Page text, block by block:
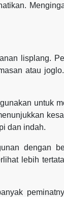
lisplang.
atau
untuk
dan indah.
dengan
lebih